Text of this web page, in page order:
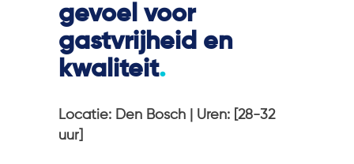
gevoel voor
gastvrijheid en
kwaliteit.
Locatie: Den Bosch | Uren: [28-32
uur]